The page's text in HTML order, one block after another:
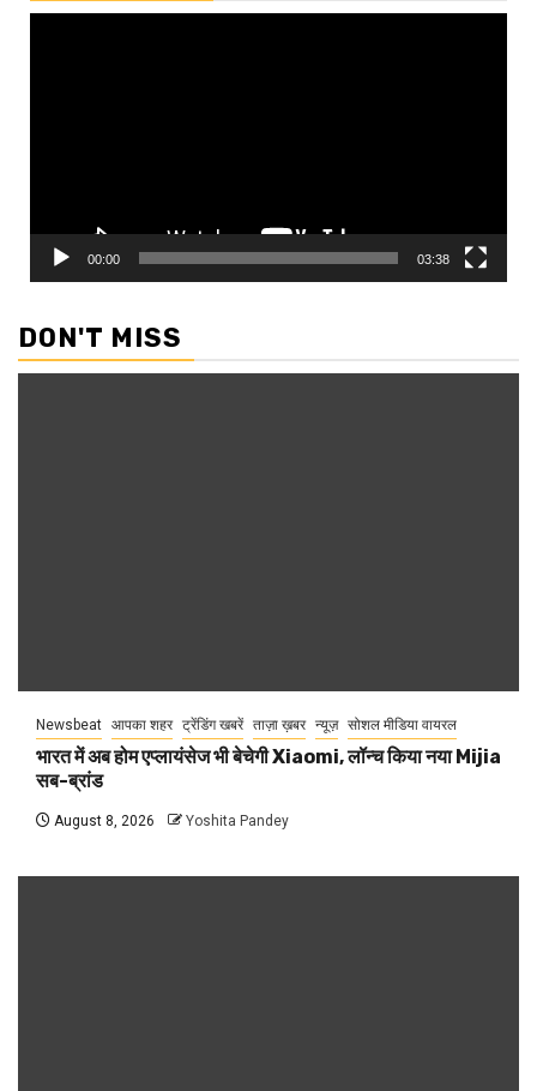
00:00 03:38
DON'T MISS
Newsbeat आपका शहर ट्रेंडिंग खबरें ताज़ा ख़बर न्यूज़ सोशल मीडिया वायरल
भारत में अब होम एप्लायंसेज भी बेचेगी Xiaomi, लॉन्च किया नया Mijia
सब-ब्रांड
August 8, 2026 Yoshita Pandey